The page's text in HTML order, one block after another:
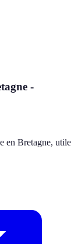
-
en Bretagne, utile